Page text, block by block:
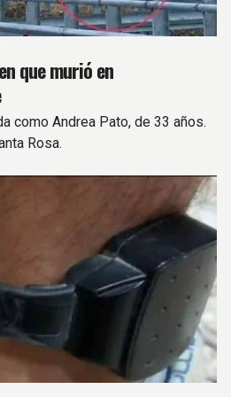
que murió en
como Andrea Pato, de 33 años.
Rosa.